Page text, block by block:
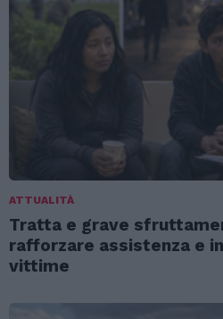
ATTUALITÀ
Tratta e grave
rafforzare assistenza e
vittime